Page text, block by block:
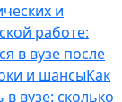
и
работе:
в вузе после
и шансыКак
вузе: сколько